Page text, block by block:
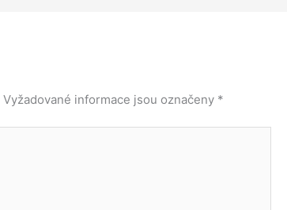
Vyžadované informace jsou označeny *